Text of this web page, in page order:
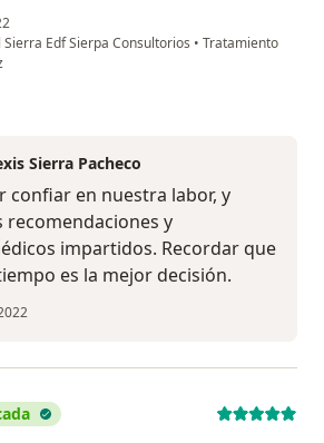
Edf Sierpa Consultorios • Tratamiento
Sierra Pacheco
confiar en nuestra labor, y
recomendaciones y
impartidos. Recordar que
es la mejor decisión.